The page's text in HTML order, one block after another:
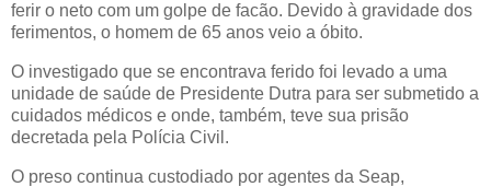
ferir o neto com um golpe de facão. Devido à gravidade dos
ferimentos, o homem de 65 anos veio a óbito.
O investigado que se encontrava ferido foi levado a uma
unidade de saúde de Presidente Dutra para ser submetido a
cuidados médicos e onde, também, teve sua prisão
decretada pela Polícia Civil.
O preso continua custodiado por agentes da Seap,